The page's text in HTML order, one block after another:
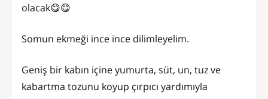
olacak😋😋
Somun ekmeği ince ince dilimleyelim.
Geniş bir kabın içine yumurta, süt, un, tuz ve
kabartma tozunu koyup çırpıcı yardımıyla